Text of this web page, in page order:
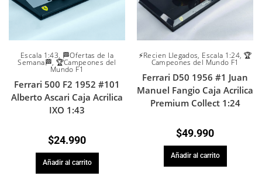
Escala 1:43, 🏁Ofertas de la
Semana🏁, 🏆Campeones del
Mundo F1
Ferrari 500 F2 1952 #101
Alberto Ascari Caja Acrilica
IXO 1:43
$24.990
Añadir al carrito
⚡Recien Llegados, Escala 1:24, 🏆
Campeones del Mundo F1
Ferrari D50 1956 #1 Juan
Manuel Fangio Caja Acrilica
Premium Collect 1:24
$49.990
Añadir al carrito